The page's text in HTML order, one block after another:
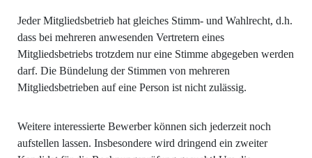
Jeder Mitgliedsbetrieb hat gleiches Stimm- und Wahlrecht, d.h.
dass bei mehreren anwesenden Vertretern eines
Mitgliedsbetriebs trotzdem nur eine Stimme abgegeben werden
darf. Die Bündelung der Stimmen von mehreren
Mitgliedsbetrieben auf eine Person ist nicht zulässig.
Weitere interessierte Bewerber können sich jederzeit noch
aufstellen lassen. Insbesondere wird dringend ein zweiter